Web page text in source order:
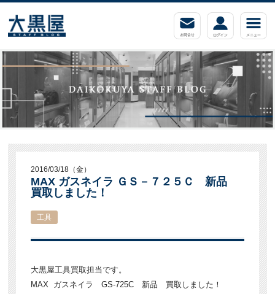
2016/03/18（金）
MAX ガスネイラ ＧＳ－７２５Ｃ 新品
買取しました！
工具
大黒屋工具買取担当です。
MAX ガスネイラ GS-725C 新品 買取しました！